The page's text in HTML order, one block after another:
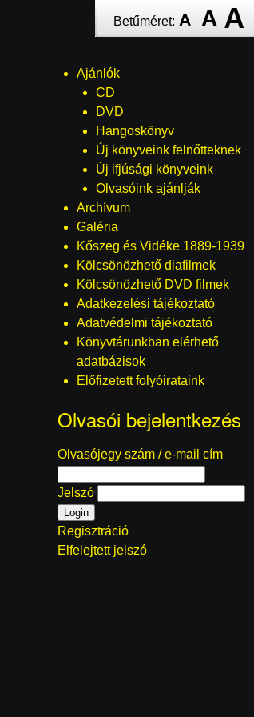
Betűméret:
Menü
Ajánlók
CD
DVD
Hangoskönyv
Új könyveink felnőtteknek
Új ifjúsági könyveink
Olvasóink ajánlják
Archívum
Galéria
Kőszeg és Vidéke 1889-1939
Kölcsönözhető diafilmek
Kölcsönözhető DVD filmek
Adatkezelési tájékoztató
Adatvédelmi tájékoztató
Könyvtárunkban elérhető
adatbázisok
Előfizetett folyóirataink
Olvasói bejelentkezés
Olvasójegy szám / e-mail cím
Jelszó
Regisztráció
Elfelejtett jelszó